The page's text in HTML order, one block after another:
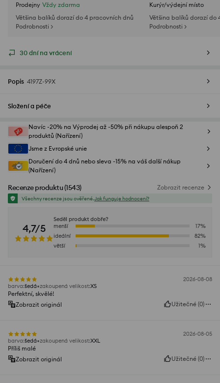
Prodejny Vždy zdarma
Většina balíků dorazí do 4 pracovních dnů
Podrobnosti >
Kurýr/výdejní místo
Většina balíků dorazí do
Podrobnosti >
30 dní na vrácení
Popis 4197Z-99X
Složení a péče
Navíc -20% na Výprodej až -50% při nákupu alespoň 2
produktů (Nařízení)
Jsme z Evropské unie
Doručení do 4 dnů nebo sleva -15% na váš další nákup
(Nařízení)
Recenze produktu(1543) Zobrazit recenze
Všechny recenze jsou ověřené.Jak funguje hodnocení?
4,7/5
Seděl produkt dobře?
menší
17%
ideální
82%
větší
1%
2026-08-08
barva:šedá zakoupená velikost:XS
Perfektní, skvělé!
Zobrazit originál
Užitečné (0)
2026-08-05
barva:šedá zakoupená velikost:XXL
Příliš malé
Zobrazit originál
Užitečné (0)